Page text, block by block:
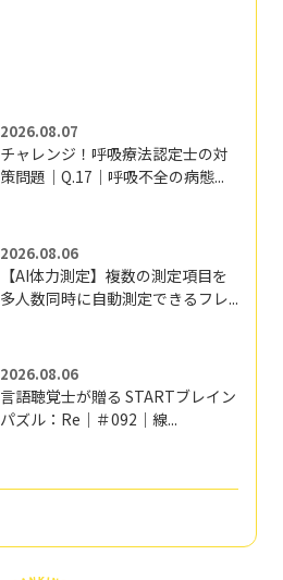
2026.08.07
チャレンジ！呼吸療法認定士の対
策問題｜Q.17｜呼吸不全の病態...
2026.08.06
【AI体力測定】複数の測定項目を
多人数同時に自動測定できるフレ...
2026.08.06
言語聴覚士が贈る STARTブレイン
パズル：Re｜＃092｜線...